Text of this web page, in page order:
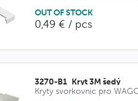
OUT OF STOCK
0,49 € / pcs
3270-B1_Kryt 3M šedý
Kryty svorkovnic pro